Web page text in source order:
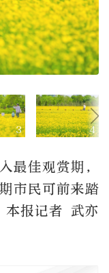
3 4
最佳观赏期，
市民可前来踏
本报记者 武亦